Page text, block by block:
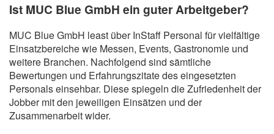
Ist MUC Blue GmbH ein guter Arbeitgeber?
MUC Blue GmbH least über InStaff Personal für vielfältige
Einsatzbereiche wie Messen, Events, Gastronomie und
weitere Branchen. Nachfolgend sind sämtliche
Bewertungen und Erfahrungszitate des eingesetzten
Personals einsehbar. Diese spiegeln die Zufriedenheit der
Jobber mit den jeweiligen Einsätzen und der
Zusammenarbeit wider.